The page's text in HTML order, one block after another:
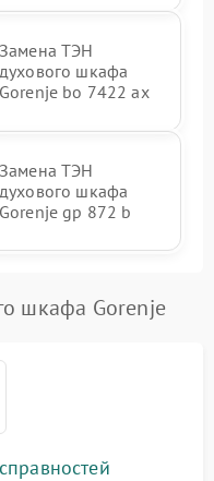
Замена ТЭН
духового шкафа
Gorenje bo 7422 ax
Замена ТЭН
духового шкафа
Gorenje gp 872 b
шкафа Gorenje